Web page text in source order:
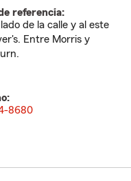
referencia:
de la calle y al este
Entre Morris y
8680